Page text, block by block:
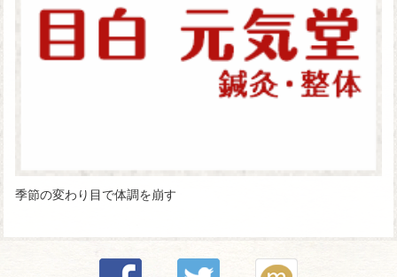
季節の変わり目で体調を崩す